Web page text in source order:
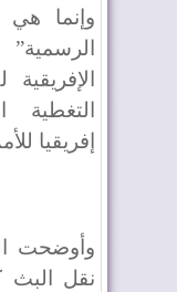
وإنما هي
إفريقيا
وأوضحت
نقل البث